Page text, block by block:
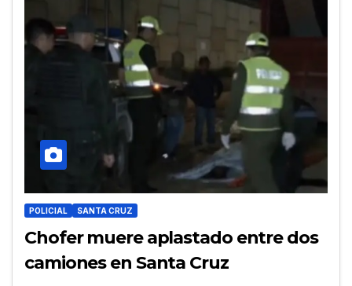
POLICIAL SANTA CRUZ
Chofer muere aplastado entre dos
camiones en Santa Cruz